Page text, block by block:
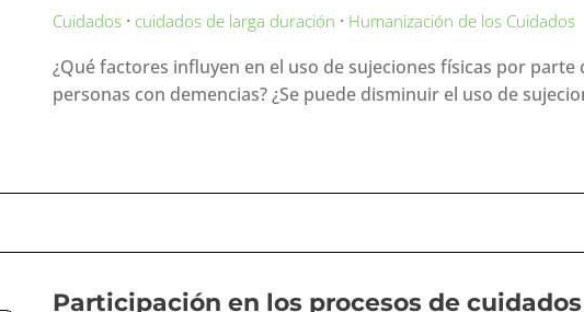
Cuidados · cuidados de larga duración · Humanización de los Cuidados
¿Qué factores influyen en el uso de sujeciones físicas por
personas con demencias? ¿Se puede disminuir el uso de
Participación en los procesos de